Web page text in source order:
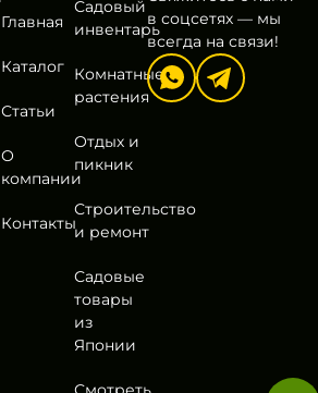
Главная
Каталог
Статьи
О
компании
Контакты
Садовый
инвентарь
Комнатные
растения
Отдых и
пикник
Строительство
и ремонт
Садовые
товары
из
Японии
в соцсетях — мы
всегда на связи!